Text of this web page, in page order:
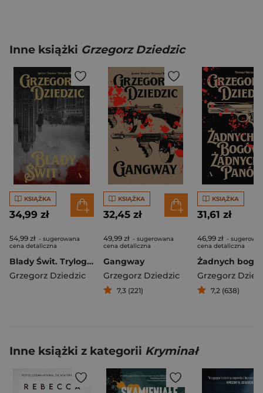
Inne książki Grzegorz Dziedzic
KSIĄŻKA
34,99 zł
54,99 zł - sugerowana
cena detaliczna
Blady Świt. Trylogia chicagowska. Tom 3
Grzegorz Dziedzic
KSIĄŻKA
32,45 zł
49,99 zł - sugerowana
cena detaliczna
Gangway
Grzegorz Dziedzic
7,3 (221)
KSIĄŻKA
31,61 zł
46,99 zł -
cena detaliczna
Grzegorz
7,2 (638)
Inne książki z kategorii Kryminał